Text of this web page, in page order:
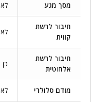
מסך מגע לא
חיבור לרשת
קווית
לא
חיבור לרשת
אלחוטית
כן
מודם סלולרי לא